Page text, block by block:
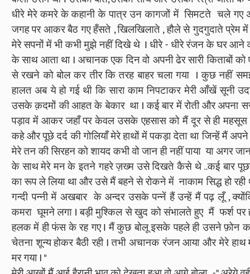
धीरे मेरे कमरे के कहानी के पात्र उन कागजों में सिमटते चले गए
जगह पर आकर बैठ गए हँसते , खिलखिलाते , हौले से गुदगुदाते प्रेम
मेरे सपनों में भी कभी मुझे नहीं दिखे थे I धीरे - धीरे रंजन के घर आने
के साथ आता था I अचानक एक दिन वो अपनी ढेर सारी किताबों
से रखने को बोल कर तीर कि तरह बाहर चला गया I कुछ नहीं
हालत अब ये हो गई थी कि सारा काम निपटाकर मेरी आँखें सूनी
उसके क़दमों की आहत के बेकार था I कई बार में रोती और अपना
पड़ाव में आकर जहाँ पर केवल उसके एहसास को मैं दूर से ही महसूस
कहे और पूछे दर्द की गोलियाँ मेरे हाथों में पकड़ा देता था जिन्हें मैं
मेरे तन की सिरहन को शायद कभी वो जान ही नहीं पाया या अगर
के साथ मेरे मन के इतने गहरे ज़ख्म उसे दिखते कैसे थे ..कई बार पूछना
का रूप ले लिया था और उसे मैं बहने से रोकने में नाकाम सिद्ध हो
गन्दी पन्नी में अखबार के अन्दर उसके पन्नें हैं उन्हें मैं पढ़ लूँ ,
कमरा घूमने लगा I बड़ी मुश्किल से खुद को संभालते हुए मैं फर्श पर
हलक में ही फंस के रह गए I मैं कुछ बोलू इसके पहले ही उसने फ़ोन
चेतना शून्य होकर बैठी रही I तभी अचानक रंजन आया और मेरे
मर गया I "